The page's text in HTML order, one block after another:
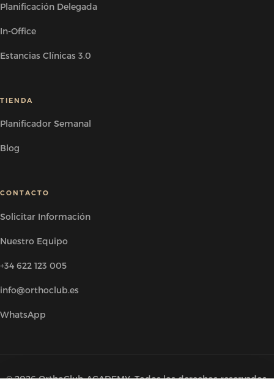
Planificación Delegada
In-Office
Estancias Clínicas 3.0
TIENDA
Planificador Semanal
Blog
CONTACTO
Solicitar Información
Nuestro Equipo
+34 622 123 005
info@orthoclub.es
WhatsApp
© 2026 OrthoClub ACADEMY. Todos los derechos reservados.